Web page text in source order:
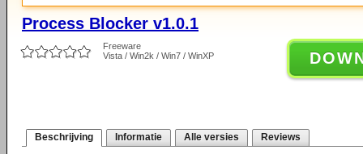
Process Blocker v1.0.1
Freeware
Vista / Win2k / Win7 / WinXP
Beschrijving Informatie Alle versies Reviews